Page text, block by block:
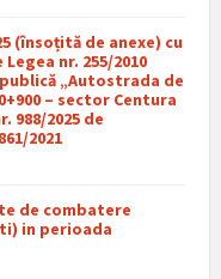
(însoțită de anexe) cu
nr. 255/2010
„Autostrada de
– sector Centura
988/2025 de
2021
de combatere
in perioada